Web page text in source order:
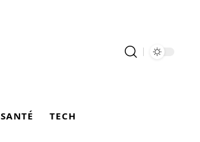
SANTÉ TECH